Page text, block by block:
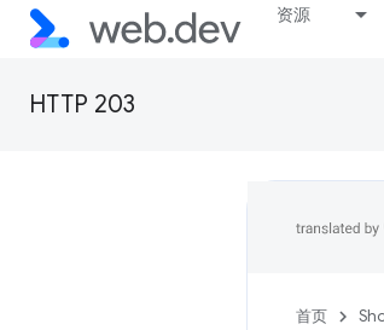
资源
HTTP 203
首页